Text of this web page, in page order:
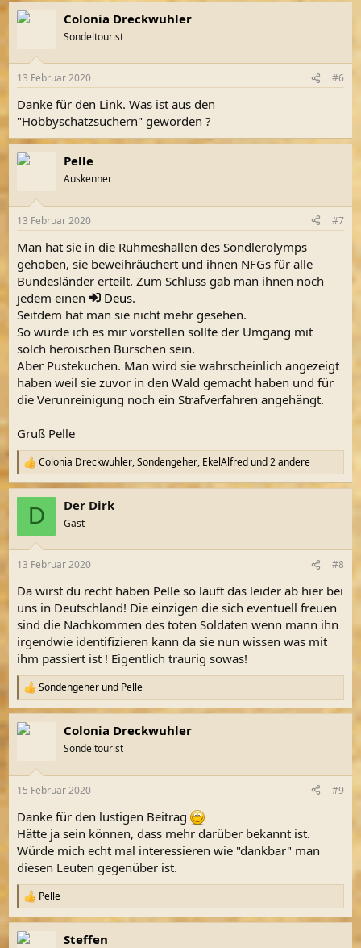
Colonia Dreckwuhler
Sondeltourist
13 Februar 2020 #6
Danke für den Link. Was ist aus den
"Hobbyschatzsuchern" geworden ?
Pelle
Auskenner
13 Februar 2020 #7
Man hat sie in die Ruhmeshallen des Sondlerolymps
gehoben, sie beweihräuchert und ihnen NFGs für alle
Bundesländer erteilt. Zum Schluss gab man ihnen noch
jedem einen
Deus.
Seitdem hat man sie nicht mehr gesehen.
So würde ich es mir vorstellen sollte der Umgang mit
solch heroischen Burschen sein.
Aber Pustekuchen. Man wird sie wahrscheinlich angezeigt
haben weil sie zuvor in den Wald gemacht haben und für
die Verunreinigung noch ein Strafverfahren angehängt.
Gruß Pelle
R
e
a
e
:
Colonia Dreckwuhler,Sondengeher, EkelAlfred und 2 andere
D Der Dirk
Gast
13 Februar 2020 #8
Da wirst du recht haben Pelle so läuft das leider ab hier bei
uns in Deutschland! Die einzigen die sich eventuell freuen
sind die Nachkommen des toten Soldaten wenn mann ihn
irgendwie identifizieren kann da sie nun wissen was mit
ihm passiert ist ! Eigentlich traurig sowas!
R
e
a
k
e
:
Sondengeher und Pelle
Colonia Dreckwuhler
Sondeltourist
15 Februar 2020 #9
Danke für den lustigen Beitrag
Hätte ja sein können, dass mehr darüber bekannt ist.
Würde mich echt mal interessieren wie "dankbar" man
diesen Leuten gegenüber ist.
R
e
a
k
Pelle
Steffen